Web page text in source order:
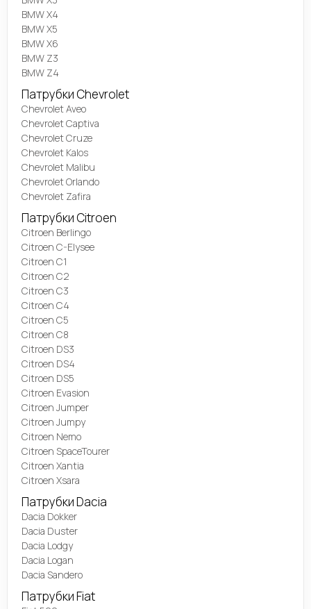
BMW X4
BMW X5
BMW X6
BMW Z3
BMW Z4
Патрубки Chevrolet
Chevrolet Aveo
Chevrolet Captiva
Chevrolet Cruze
Chevrolet Kalos
Chevrolet Malibu
Chevrolet Orlando
Chevrolet Zafira
Патрубки Citroen
Citroen Berlingo
Citroen C-Elysee
Citroen C1
Citroen C2
Citroen C3
Citroen C4
Citroen C5
Citroen C8
Citroen DS3
Citroen DS4
Citroen DS5
Citroen Evasion
Citroen Jumper
Citroen Jumpy
Citroen Nemo
Citroen SpaceTourer
Citroen Xantia
Citroen Xsara
Патрубки Dacia
Dacia Dokker
Dacia Duster
Dacia Lodgy
Dacia Logan
Dacia Sandero
Патрубки Fiat